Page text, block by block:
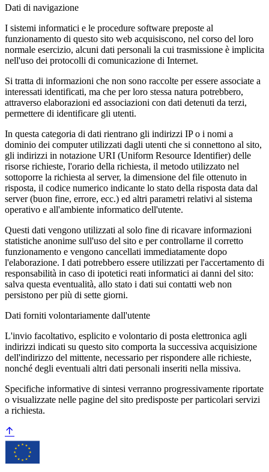
Dati di navigazione
I sistemi informatici e le procedure software preposte al
funzionamento di questo sito web acquisiscono, nel corso del loro
normale esercizio, alcuni dati personali la cui trasmissione è implicita
nell'uso dei protocolli di comunicazione di Internet.
Si tratta di informazioni che non sono raccolte per essere associate a
interessati identificati, ma che per loro stessa natura potrebbero,
attraverso elaborazioni ed associazioni con dati detenuti da terzi,
permettere di identificare gli utenti.
In questa categoria di dati rientrano gli indirizzi IP o i nomi a
dominio dei computer utilizzati dagli utenti che si connettono al sito,
gli indirizzi in notazione URI (Uniform Resource Identifier) delle
risorse richieste, l'orario della richiesta, il metodo utilizzato nel
sottoporre la richiesta al server, la dimensione del file ottenuto in
risposta, il codice numerico indicante lo stato della risposta data dal
server (buon fine, errore, ecc.) ed altri parametri relativi al sistema
operativo e all'ambiente informatico dell'utente.
Questi dati vengono utilizzati al solo fine di ricavare informazioni
statistiche anonime sull'uso del sito e per controllarne il corretto
funzionamento e vengono cancellati immediatamente dopo
l'elaborazione. I dati potrebbero essere utilizzati per l'accertamento di
responsabilità in caso di ipotetici reati informatici ai danni del sito:
salva questa eventualità, allo stato i dati sui contatti web non
persistono per più di sette giorni.
Dati forniti volontariamente dall'utente
L'invio facoltativo, esplicito e volontario di posta elettronica agli
indirizzi indicati su questo sito comporta la successiva acquisizione
dell'indirizzo del mittente, necessario per rispondere alle richieste,
nonché degli eventuali altri dati personali inseriti nella missiva.
Specifiche informative di sintesi verranno progressivamente riportate
o visualizzate nelle pagine del sito predisposte per particolari servizi
a richiesta.